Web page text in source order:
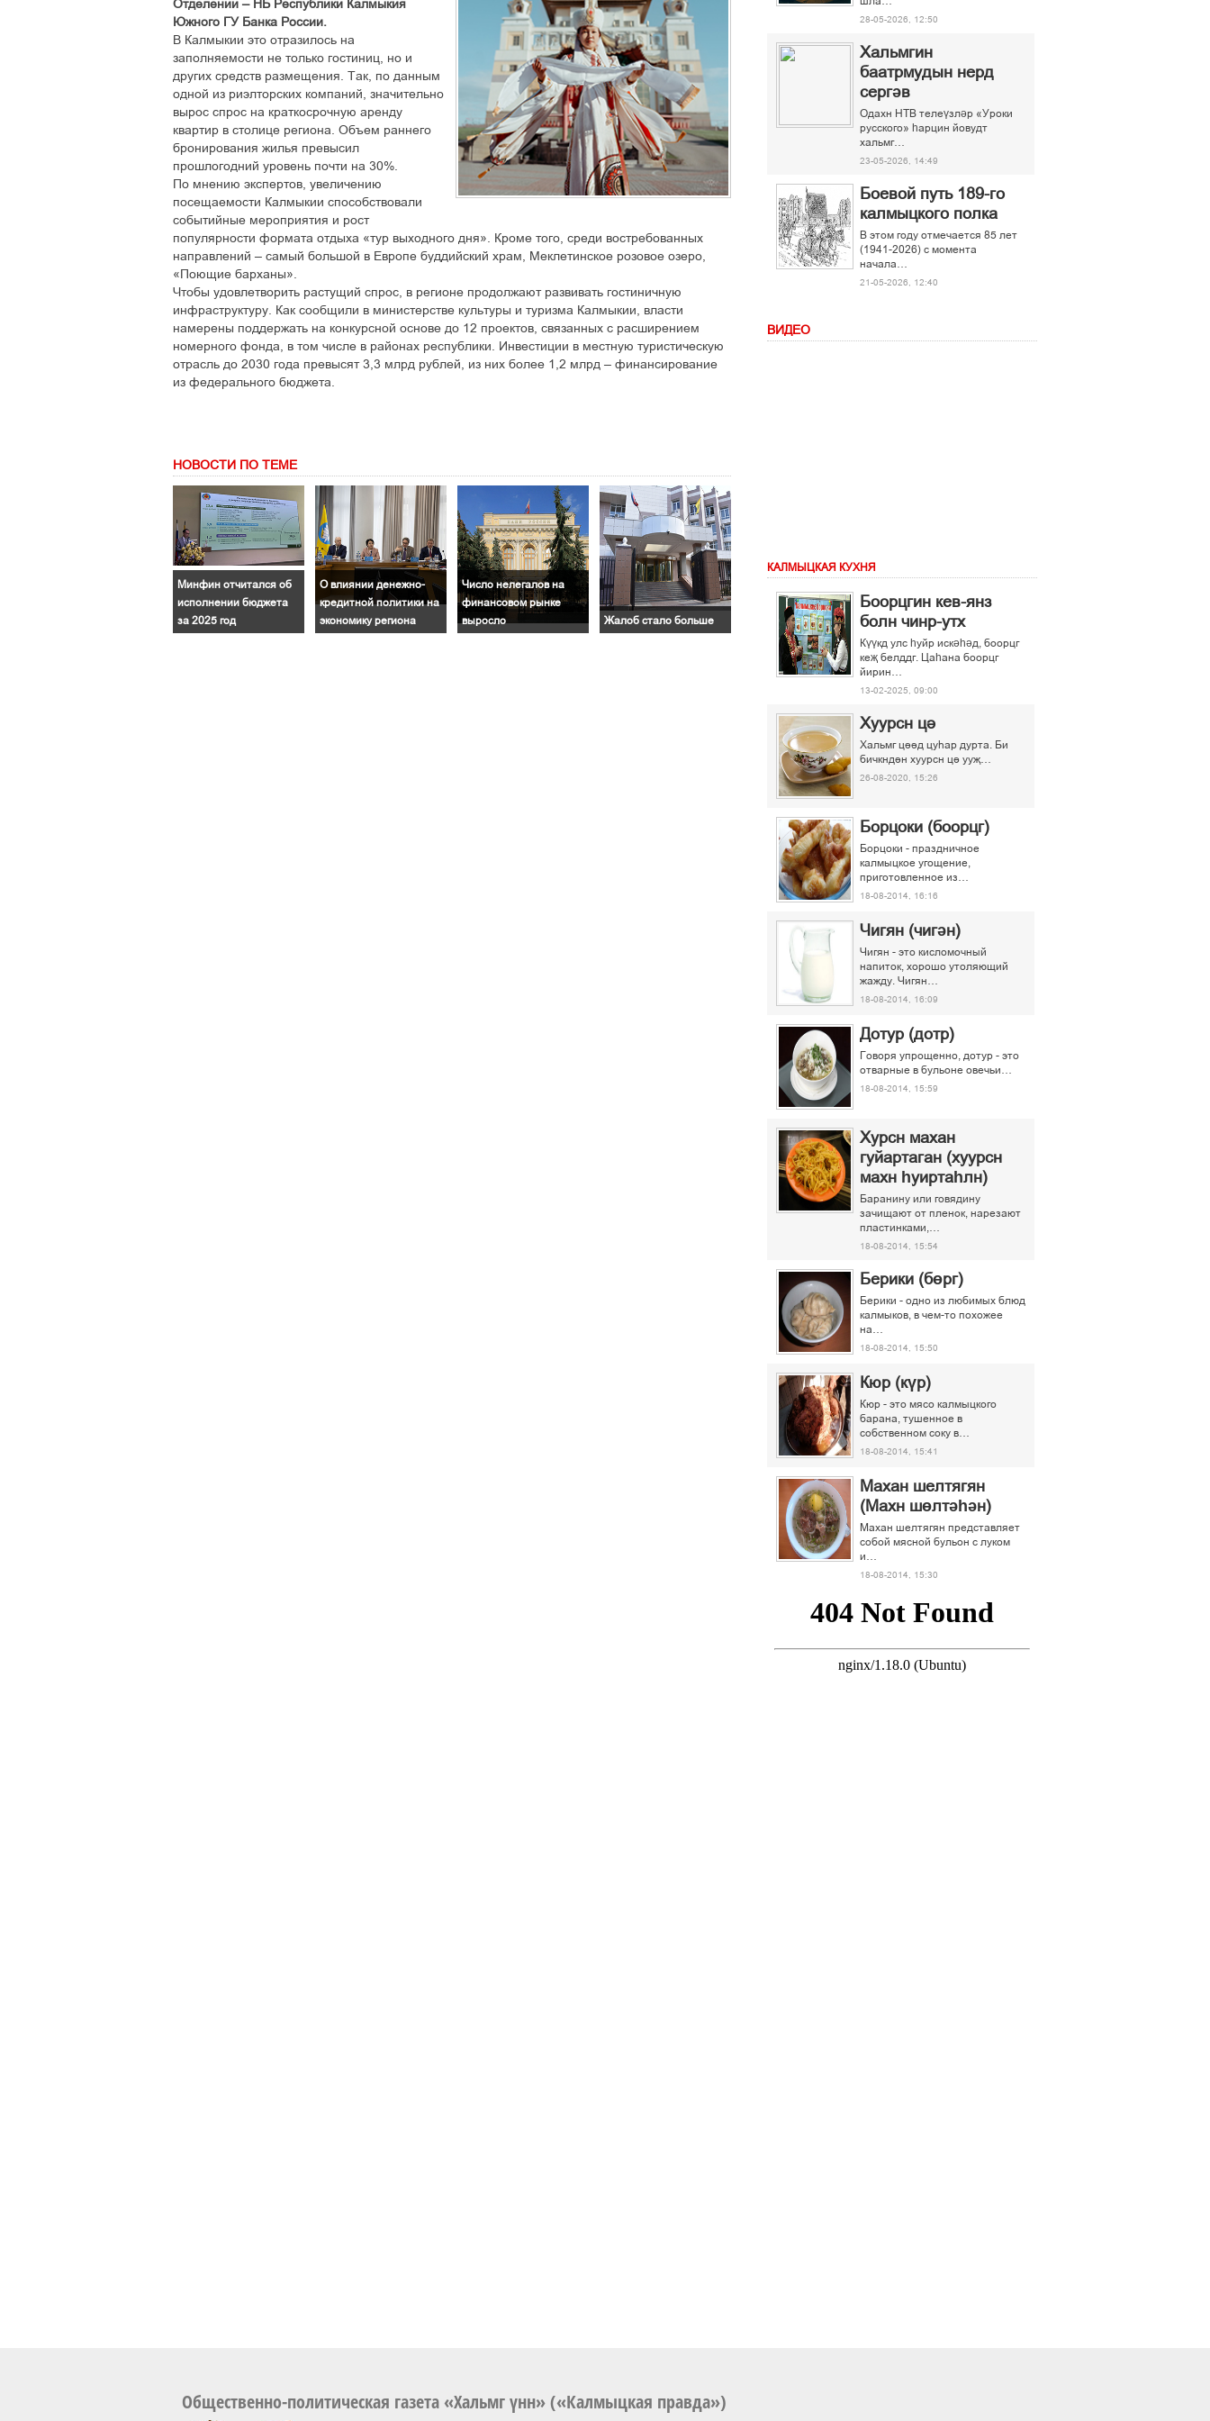
Отделении – НБ Республики Калмыкия
Южного ГУ Банка России.
В Калмыкии это отразилось на
заполняемости не только гостиниц, но и
других средств размещения. Так, по данным
одной из риэлторских компаний, значительно
вырос спрос на краткосрочную аренду
квартир в столице региона. Объем раннего
бронирования жилья превысил
прошлогодний уровень почти на 30%.
По мнению экспертов, увеличению
посещаемости Калмыкии способствовали
событийные мероприятия и рост
популярности формата отдыха «тур выходного дня». Кроме того, среди востребованных
направлений – самый большой в Европе буддийский храм, Меклетинское розовое озеро,
«Поющие барханы».
Чтобы удовлетворить растущий спрос, в регионе продолжают развивать гостиничную
инфраструктуру. Как сообщили в министерстве культуры и туризма Калмыкии, власти
намерены поддержать на конкурсной основе до 12 проектов, связанных с расширением
номерного фонда, в том числе в районах республики. Инвестиции в местную туристическую
отрасль до 2030 года превысят 3,3 млрд рублей, из них более 1,2 млрд – финансирование
из федерального бюджета.
НОВОСТИ ПО ТЕМЕ
Минфин отчитался об
исполнении бюджета
за 2025 год
О влиянии денежно-
кредитной политики на
экономику региона
Число нелегалов на
финансовом рынке
выросло
Жалоб стало больше
28-05-2026, 12:50
Хальмгин
баатрмудын нерд
сергәв
Одахн НТВ телеүзләр «Уроки
русского» һарцин йовудт
хальмг…
23-05-2026, 14:49
Боевой путь 189-го
калмыцкого полка
В этом году отмечается 85 лет
(1941-2026) с момента
начала…
21-05-2026, 12:40
ВИДЕО
КАЛМЫЦКАЯ КУХНЯ
Боорцгин кев-янз
болн чинр-утх
Күүкд улс һуйр искәһәд, боорцг
кеҗ белддг. Цаһана боорцг
йирин…
13-02-2025, 09:00
Хуурсн ці
Хальмг ціід цуєар дурта. Би
бичкндін хуурсн ці ууљ…
26-08-2020, 15:26
Борцоки (боорцг)
Борцоки - праздничное
калмыцкое угощение,
приготовленное из…
18-08-2014, 16:16
Чигян (чигән)
Чигян - это кисломочный
напиток, хорошо утоляющий
жажду. Чигян…
18-08-2014, 16:09
Дотур (дотр)
Говоря упрощенно, дотур - это
отварные в бульоне овечьи…
18-08-2014, 15:59
Хурсн махан
гуйартаган (хуурсн
махн һуиртаһлн)
Баранину или говядину
зачищают от пленок, нарезают
пластинками,…
18-08-2014, 15:54
Берики (бөрг)
Берики - одно из любимых блюд
калмыков, в чем-то похожее
на…
18-08-2014, 15:50
Кюр (күр)
Кюр - это мясо калмыцкого
барана, тушенное в
собственном соку в…
18-08-2014, 15:41
Махан шелтягян
(Махн шөлтәһән)
Махан шелтягян представляет
собой мясной бульон с луком
и…
18-08-2014, 15:30
Общественно-политическая газета «Хальмг үнн» («Калмыцкая правда»)